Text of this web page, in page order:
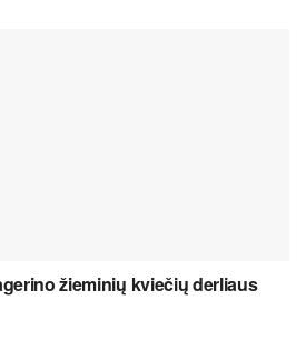
žieminių kviečių derliaus